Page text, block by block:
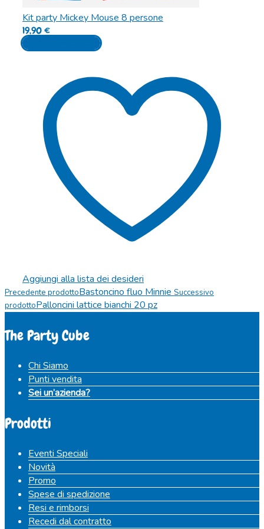
Kit party Mickey Mouse 8 persone
19,90€
Aggiungi al carrello
Aggiungi alla lista dei desideri
Precedente prodottoBastoncino fluo Minnie Successivo
prodottoPalloncini lattice bianchi 20 pz
The Party Cube
Chi Siamo
Punti vendita
Sei un’azienda?
Prodotti
Eventi Speciali
Novità
Promo
Spese di spedizione
Resi e rimborsi
Recedi dal contratto